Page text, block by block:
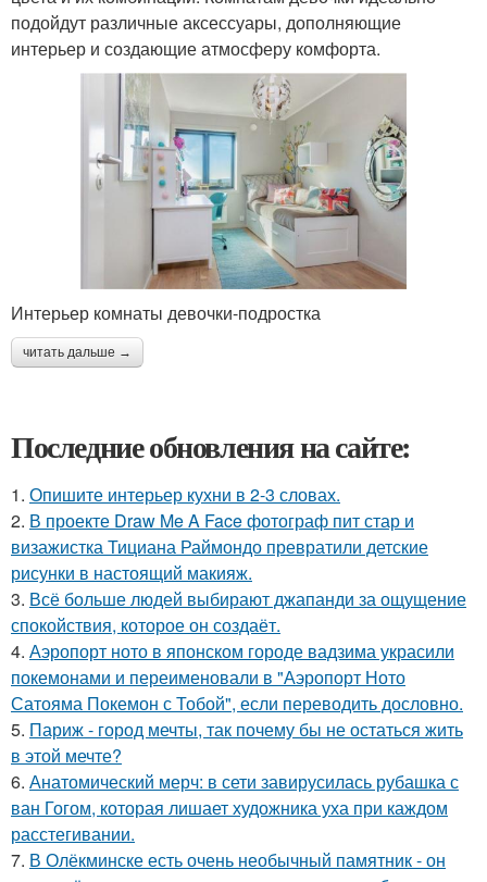
подойдут различные аксессуары, дополняющие
интерьер и создающие атмосферу комфорта.
Интерьер комнаты девочки-подростка
читать дальше →
Последние обновления на сайте:
1. Опишите интерьер кухни в 2-3 словах.
2. В проекте Draw Me A Face фотограф пит стар и
визажистка Тициана Раймондо превратили детские
рисунки в настоящий макияж.
3. Всё больше людей выбирают джапанди за ощущение
спокойствия, которое он создаёт.
4. Аэропорт ното в японском городе вадзима украсили
покемонами и переименовали в "Аэропорт Ното
Сатояма Покемон с Тобой", если переводить дословно.
5. Париж - город мечты, так почему бы не остаться жить
в этой мечте?
6. Анатомический мерч: в сети завирусилась рубашка с
ван Гогом, которая лишает художника уха при каждом
расстегивании.
7. В Олёкминске есть очень необычный памятник - он